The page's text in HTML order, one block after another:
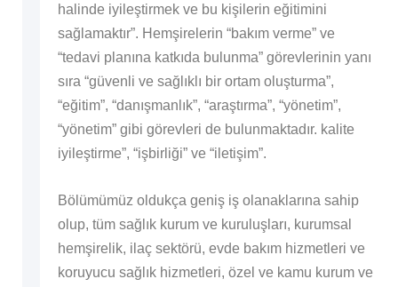
halinde iyileştirmek ve bu kişilerin eğitimini
sağlamaktır”. Hemşirelerin “bakım verme” ve
“tedavi planına katkıda bulunma” görevlerinin yanı
sıra “güvenli ve sağlıklı bir ortam oluşturma”,
“eğitim”, “danışmanlık”, “araştırma”, “yönetim”,
“yönetim” gibi görevleri de bulunmaktadır. kalite
iyileştirme”, “işbirliği” ve “iletişim”.
Bölümümüz oldukça geniş iş olanaklarına sahip
olup, tüm sağlık kurum ve kuruluşları, kurumsal
hemşirelik, ilaç sektörü, evde bakım hizmetleri ve
koruyucu sağlık hizmetleri, özel ve kamu kurum ve